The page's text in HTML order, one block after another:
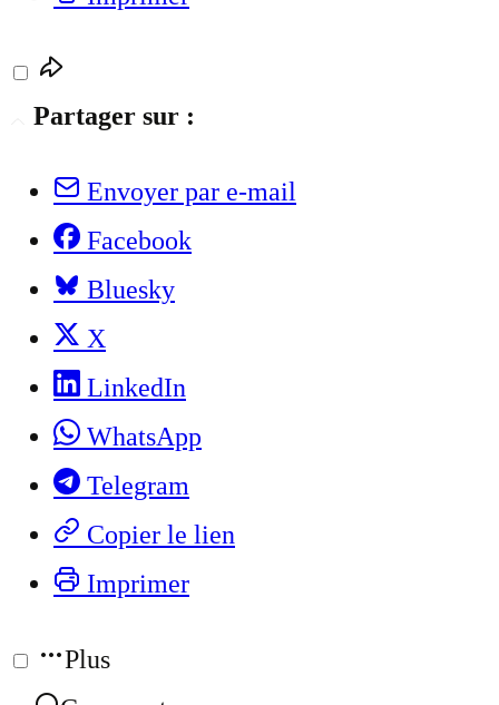
Partager sur :
Envoyer par e-mail
Facebook
Bluesky
X
LinkedIn
WhatsApp
Telegram
Copier le lien
Imprimer
Plus